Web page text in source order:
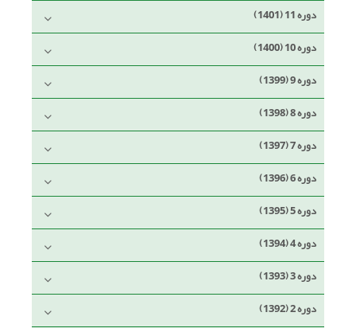
دوره 11 (1401)
دوره 10 (1400)
دوره 9 (1399)
دوره 8 (1398)
دوره 7 (1397)
دوره 6 (1396)
دوره 5 (1395)
دوره 4 (1394)
دوره 3 (1393)
دوره 2 (1392)